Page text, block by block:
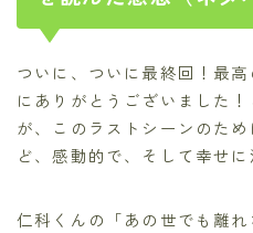
ついに、ついに最終回！最
にありがとうございました
が、このラストシーンのた
ど、感動的で、そして幸せ
仁科くんの「あの世でも離